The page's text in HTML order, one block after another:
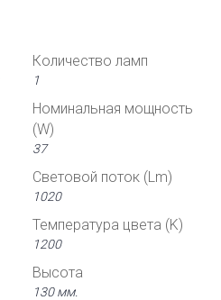
Количество ламп
1
Номинальная мощность
(W)
37
Световой поток (Lm)
1020
Температура цвета (K)
1200
Высота
130 мм.